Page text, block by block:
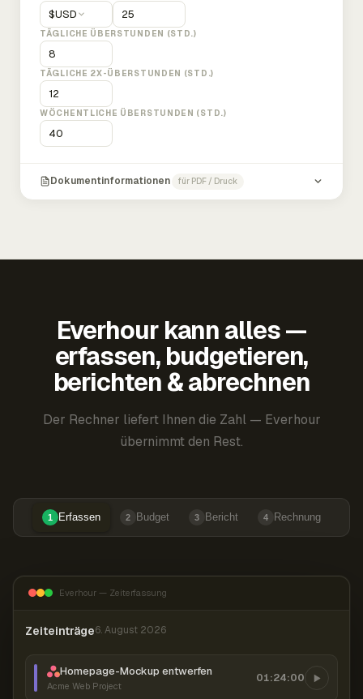
$USD
TÄGLICHE ÜBERSTUNDEN (STD.)
TÄGLICHE 2X-ÜBERSTUNDEN (STD.)
WÖCHENTLICHE ÜBERSTUNDEN (STD.)
Dokumentinformationen für PDF / Druck
Everhour kann alles —
erfassen, budgetieren,
berichten & abrechnen
Der Rechner liefert Ihnen die Zahl — Everhour
übernimmt den Rest.
1 Erfassen 2 Budget 3 Bericht 4 Rechnung
Everhour — Zeiterfassung
Zeiteinträge6. August 2026
Homepage-Mockup entwerfen
Acme Web Project
01:24:00